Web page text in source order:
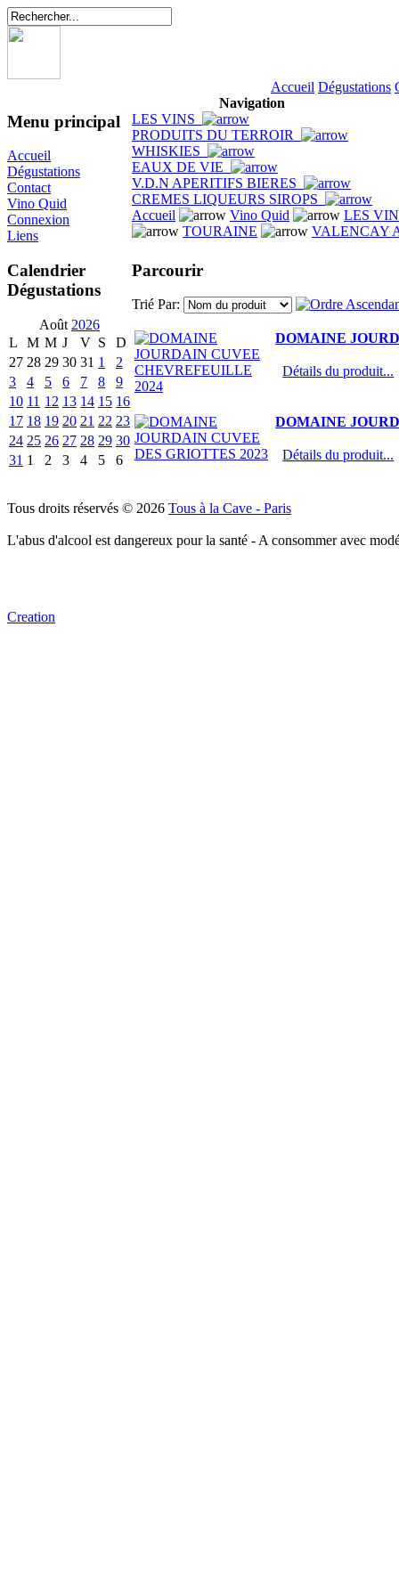
Accueil Dégustations
Menu principal
Accueil
Dégustations
Contact
Vino Quid
Connexion
Liens
Calendrier
Dégustations
Août 2026
L
M M J V S
D
27 28 29 30 31 1
2
3
4 5 6 7 8
9
10 11 12 13 14 15 16
17 18 19 20 21 22 23
24 25 26 27 28 29 30
31 1 2 3 4 5 6
Navigation
LES VINS
PRODUITS DU TERROIR
WHISKIES
EAUX DE VIE
V.D.N APERITIFS BIERES
CREMES LIQUEURS SIROPS
Accueil
Vino Quid
LES
TOURAINE
VALENCAY
Parcourir
Trié Par:
DOMAINE
Détails du produit...
DOMAINE
Détails du produit...
Tous droits réservés © 2026 Tous à la Cave - Paris
L'abus d'alcool est dangereux pour la santé - A consommer avec
Creation